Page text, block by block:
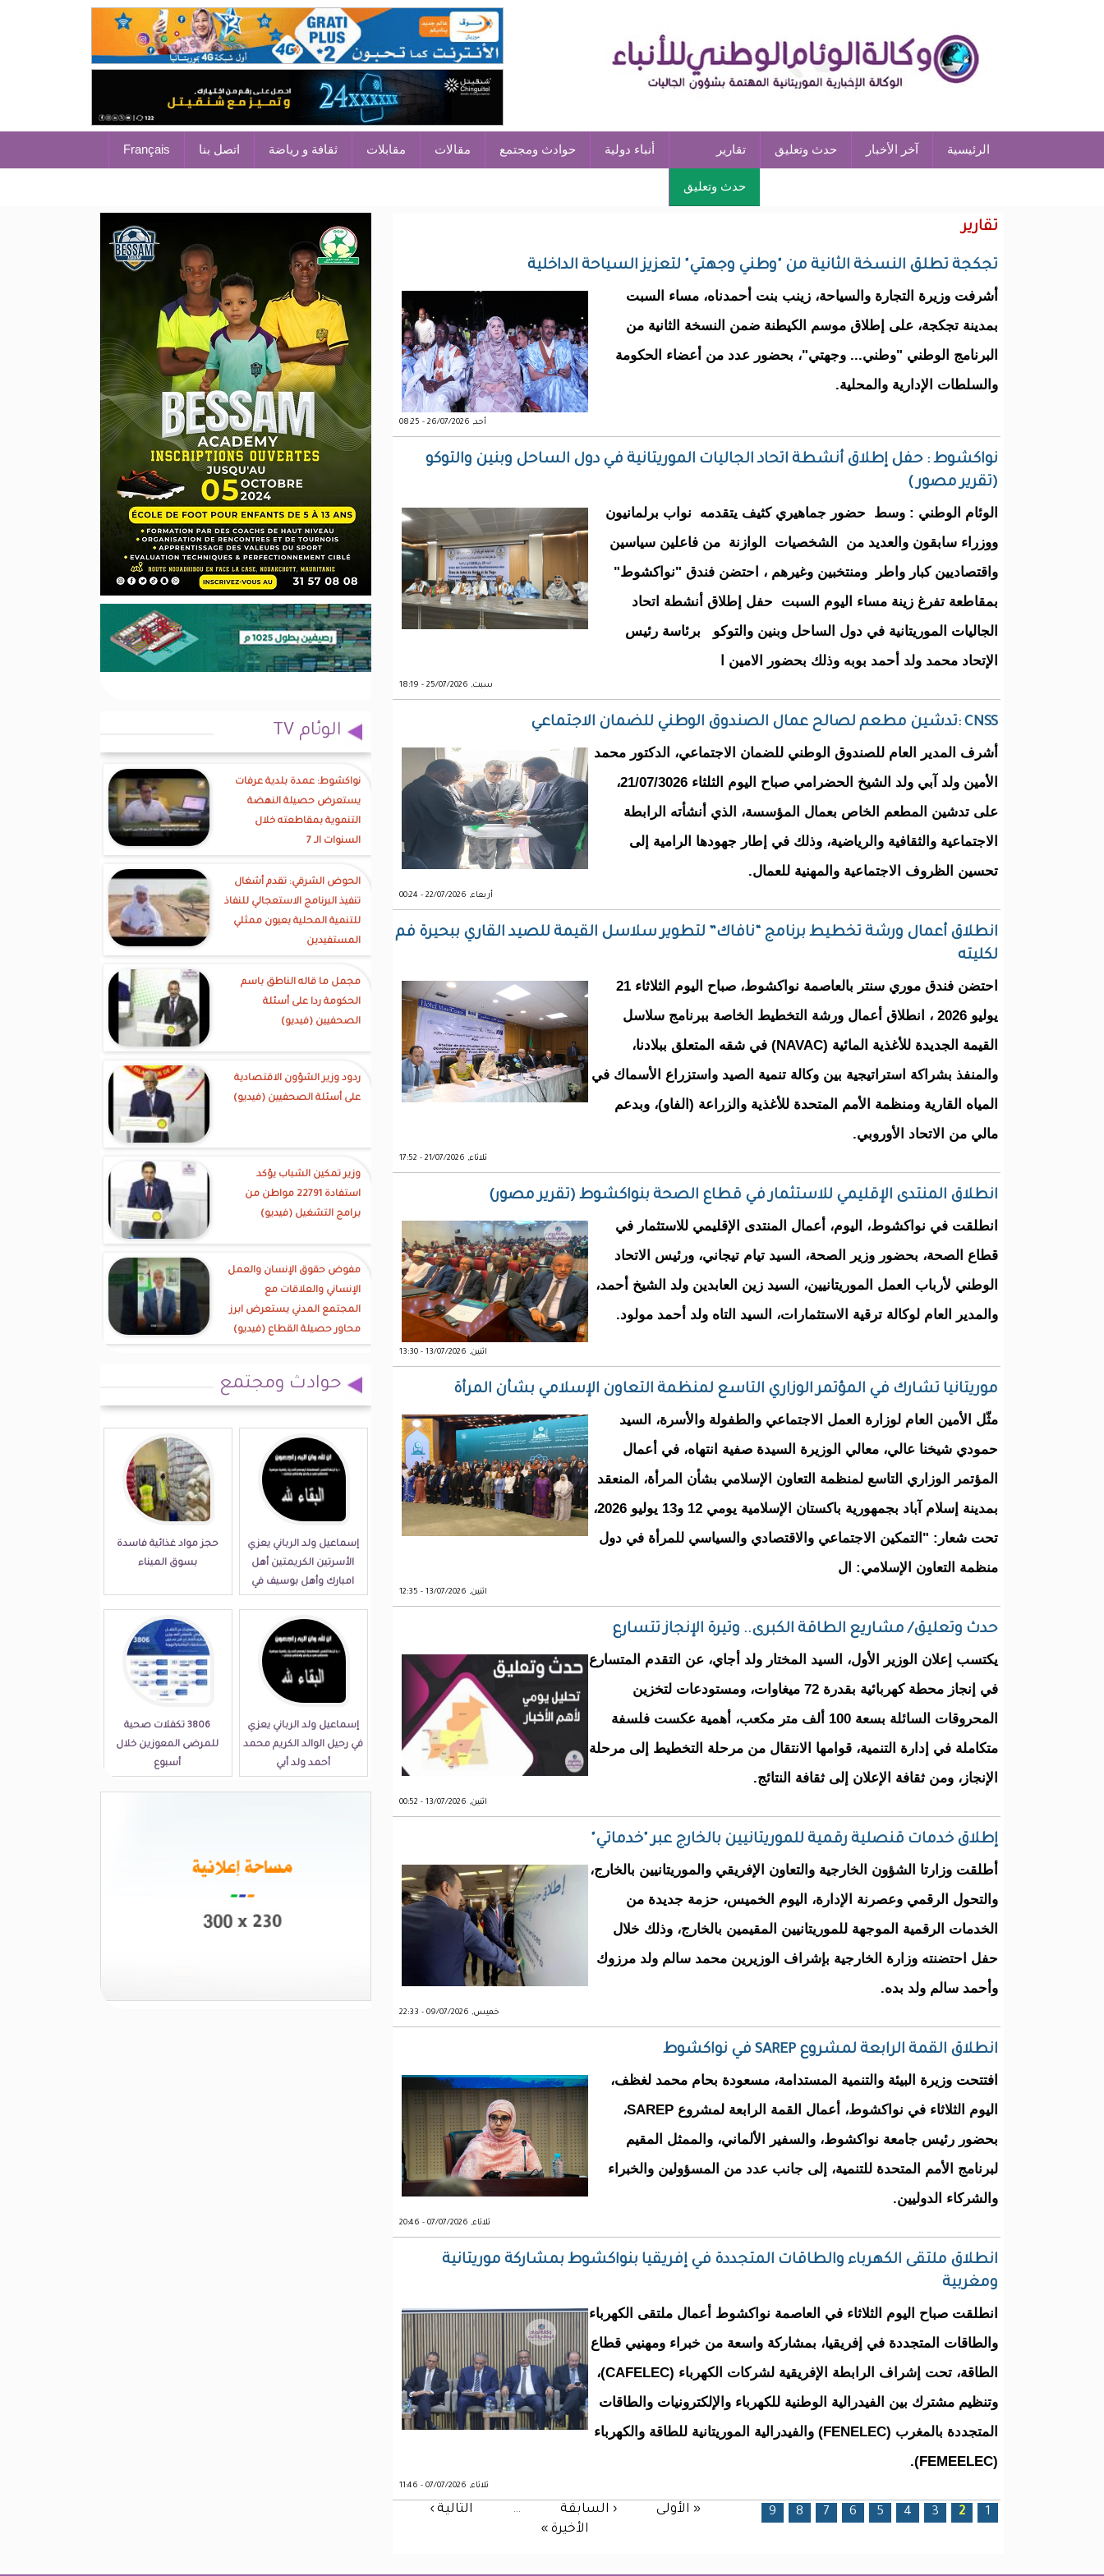
الرئيسية آخر الأخبار حدث وتعليق تقارير
حدث وتعليق
أنباء دولية حوادث ومجتمع مقالات مقابلات ثقافة و رياضة اتصل بنا Français
تقارير
تجكجة تطلق النسخة الثانية من "وطني وجهتي" لتعزيز السياحة الداخلية
أشرفت وزيرة التجارة والسياحة، زينب بنت أحمدناه، مساء السبت
بمدينة تجكجة، على إطلاق موسم الكيطنة ضمن النسخة الثانية من
البرنامج الوطني "وطني... وجهتي"، بحضور عدد من أعضاء الحكومة
والسلطات الإدارية والمحلية.
أحد, 26/07/2026 - 08:25
نواكشوط : حفل إطلاق أنشطة اتحاد الجاليات الموريتانية في دول الساحل وبنين والتوكو
(تقرير مصور )
الوئام الوطني : وسط حضور جماهيري كثيف يتقدمه نواب برلمانيون
ووزراء سابقون والعديد من الشخصيات الوازنة من فاعلين سياسين
واقتصاديين كبار واطر ومنتخبين وغيرهم ، احتضن فندق "نواكشوط"
بمقاطعة تفرغ زينة مساء اليوم السبت حفل إطلاق أنشطة اتحاد
الجاليات الموريتانية في دول الساحل وبنين والتوكو برئاسة رئيس
الإتحاد محمد ولد أحمد بوبه وذلك بحضور الامين ا
سبت, 25/07/2026 - 18:19
CNSS :تدشين مطعم لصالح عمال الصندوق الوطني للضمان الاجتماعي
أشرف المدير العام للصندوق الوطني للضمان الاجتماعي، الدكتور محمد
الأمين ولد آبي ولد الشيخ الحضرامي صباح اليوم الثلثاء 21/07/3026،
على تدشين المطعم الخاص بعمال المؤسسة، الذي أنشأته الرابطة
الاجتماعية والثقافية والرياضية، وذلك في إطار جهودها الرامية إلى
تحسين الظروف الاجتماعية والمهنية للعمال.
أربعاء, 22/07/2026 - 00:24
انطلاق أعمال ورشة تخطيط برنامج “نافاك” لتطوير سلاسل القيمة للصيد القاري ببحيرة فم
لكليته
احتضن فندق موري سنتر بالعاصمة نواكشوط، صباح اليوم الثلاثاء 21
يوليو 2026 ، انطلاق أعمال ورشة التخطيط الخاصة ببرنامج سلاسل
القيمة الجديدة للأغذية المائية (NAVAC) في شقه المتعلق ببلادنا،
والمنفذ بشراكة استراتيجية بين وكالة تنمية الصيد واستزراع الأسماك في
المياه القارية ومنظمة الأمم المتحدة للأغذية والزراعة (الفاو)، وبدعم
مالي من الاتحاد الأوروبي.
ثلاثاء, 21/07/2026 - 17:52
انطلاق المنتدى الإقليمي للاستثمار في قطاع الصحة بنواكشوط (تقرير مصور)
انطلقت في نواكشوط، اليوم، أعمال المنتدى الإقليمي للاستثمار في
قطاع الصحة، بحضور وزير الصحة، السيد تيام تيجاني، ورئيس الاتحاد
الوطني لأرباب العمل الموريتانيين، السيد زين العابدين ولد الشيخ أحمد،
والمدير العام لوكالة ترقية الاستثمارات، السيد التاه ولد أحمد مولود.
اثنين, 13/07/2026 - 13:30
موريتانيا تشارك في المؤتمر الوزاري التاسع لمنظمة التعاون الإسلامي بشأن المرأة
مثّل الأمين العام لوزارة العمل الاجتماعي والطفولة والأسرة، السيد
حمودي شيخنا عالي، معالي الوزيرة السيدة صفية انتهاه، في أعمال
المؤتمر الوزاري التاسع لمنظمة التعاون الإسلامي بشأن المرأة، المنعقد
بمدينة إسلام آباد بجمهورية باكستان الإسلامية يومي 12 و13 يوليو 2026،
تحت شعار: "التمكين الاجتماعي والاقتصادي والسياسي للمرأة في دول
منظمة التعاون الإسلامي: ال
اثنين, 13/07/2026 - 12:35
حدث وتعليق/ مشاريع الطاقة الكبرى.. وتيرة الإنجاز تتسارع
يكتسب إعلان الوزير الأول، السيد المختار ولد أجاي، عن التقدم المتسارع
في إنجاز محطة كهربائية بقدرة 72 ميغاوات، ومستودعات لتخزين
المحروقات السائلة بسعة 100 ألف متر مكعب، أهمية عكست فلسفة
متكاملة في إدارة التنمية، قوامها الانتقال من مرحلة التخطيط إلى مرحلة
الإنجاز، ومن ثقافة الإعلان إلى ثقافة النتائج.
اثنين, 13/07/2026 - 00:52
إطلاق خدمات قنصلية رقمية للموريتانيين بالخارج عبر "خدماتي"
أطلقت وزارتا الشؤون الخارجية والتعاون الإفريقي والموريتانيين بالخارج،
والتحول الرقمي وعصرنة الإدارة، اليوم الخميس، حزمة جديدة من
الخدمات الرقمية الموجهة للموريتانيين المقيمين بالخارج، وذلك خلال
حفل احتضنته وزارة الخارجية بإشراف الوزيرين محمد سالم ولد مرزوك
وأحمد سالم ولد بده.
خميس, 09/07/2026 - 22:33
انطلاق القمة الرابعة لمشروع SAREP في نواكشوط
افتتحت وزيرة البيئة والتنمية المستدامة، مسعودة بحام محمد لغظف،
اليوم الثلاثاء في نواكشوط، أعمال القمة الرابعة لمشروع SAREP،
بحضور رئيس جامعة نواكشوط، والسفير الألماني، والممثل المقيم
لبرنامج الأمم المتحدة للتنمية، إلى جانب عدد من المسؤولين والخبراء
والشركاء الدوليين.
ثلاثاء, 07/07/2026 - 20:46
انطلاق ملتقى الكهرباء والطاقات المتجددة في إفريقيا بنواكشوط بمشاركة موريتانية
ومغربية
انطلقت صباح اليوم الثلاثاء في العاصمة نواكشوط أعمال ملتقى الكهرباء
والطاقات المتجددة في إفريقيا، بمشاركة واسعة من خبراء ومهنيي قطاع
الطاقة، تحت إشراف الرابطة الإفريقية لشركات الكهرباء (CAFELEC)،
وتنظيم مشترك بين الفيدرالية الوطنية للكهرباء والإلكترونيات والطاقات
المتجددة بالمغرب (FENELEC) والفيدرالية الموريتانية للطاقة والكهرباء
(FEMEELEC).
ثلاثاء, 07/07/2026 - 11:46
الصفحات « الأولى ‹ السابقة 1
2
3
4
5
6
7
8
9
…
التالية ›
الأخيرة »
الوئام TV
نواكشوط: عمدة بلدية عرفات
يستعرض حصيلة النهضة
التنموية بمقاطعته خلال
السنوات الـ 7
الحوض الشرقي: تقدم أشغال
تنفيذ البرنامج الاستعجالي للنفاذ
للتنمية المحلية بعيون ممثلي
المستفيدين
مجمل ما قاله الناطق باسم
الحكومة ردا على أسئلة
الصحفيين (فيديو)
ردود وزير الشؤون الاقتصادية
على أسئلة الصحفيين (فيديو)
وزير تمكين الشباب يؤكد
استفادة 22791 مواطن من
برامج التشغيل (فيديو)
مفوض حقوق الإنسان والعمل
الإنساني والعلاقات مع
المجتمع المدني يستعرض ابرز
محاور حصيلة القطاع (فيديو)
حوادث ومجتمع
إسماعيل ولد الرباني يعزي
الأسرتين الكريمتين أهل
امبارك وأهل بوسيف في
حجز مواد غذائية فاسدة
بسوق الميناء
إسماعيل ولد الرباني يعزي
في رحيل الوالد الكريم محمد
أحمد ولد أبي
3806 تكفلات صحية
للمرضى المعوزين خلال
أسبوع